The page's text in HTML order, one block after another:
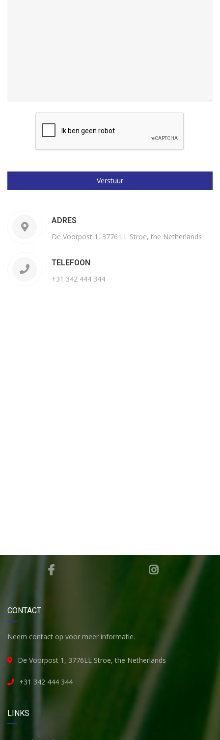
ADRES
De Voorpost 1, 3776 LL Stroe, the Netherlands
TELEFOON
+31 342 444 344
CONTACT
Neem contact op voor meer informatie.
De Voorpost 1, 3776LL Stroe, the Netherlands
+31 342 444 344
LINKS